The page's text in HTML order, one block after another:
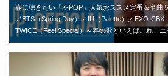
春に聴きたい「K-POP」人気おススメ定番＆名曲
／BTS（Spring Day）／IU（Palette）／EXO-CBX
TWICE（Feel Special）～春の歌といえばこれ！エ